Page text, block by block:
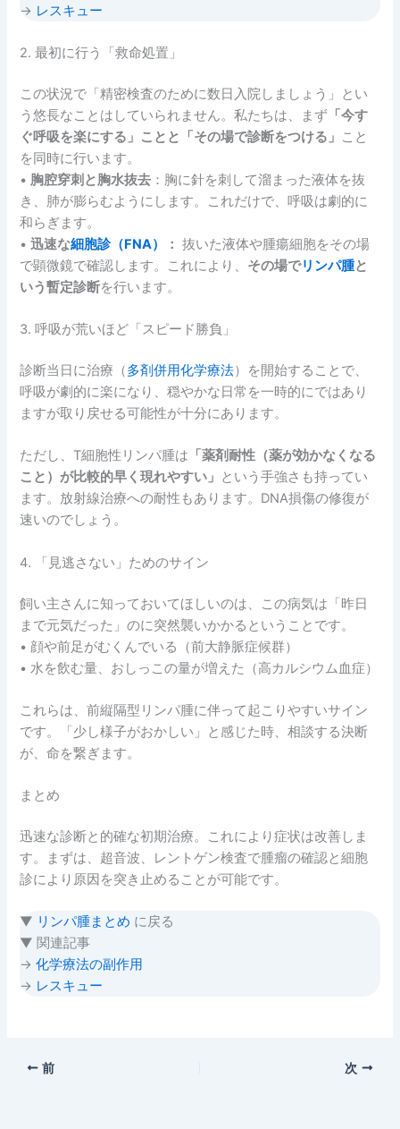
→ レスキュー
2. 最初に行う「救命処置」
この状況で「精密検査のために数日入院しましょう」とい
う悠長なことはしていられません。私たちは、まず 「今す
ぐ呼吸を楽にする」ことと「その場で診断をつける」 こと
を同時に行います。
• 胸腔穿刺と胸水抜去 ：胸に針を刺して溜まった液体を抜
き、肺が膨らむようにします。これだけで、呼吸は劇的に
和らぎます。
•迅速な細胞診（FNA） ： 抜いた液体や腫瘍細胞をその場
で顕微鏡で確認します。これにより、 その場でリンパ腫と
いう暫定診断を行います。
3. 呼吸が荒いほど「スピード勝負」
診断当日に治療（多剤併用化学療法）を開始することで、
呼吸が劇的に楽になり、穏やかな日常を一時的にではあり
ますが取り戻せる可能性が十分にあります。
ただし、T細胞性リンパ腫は 「薬剤耐性（薬が効かなくなる
こと）が比較的早く現れやすい」 という手強さも持ってい
ます。放射線治療への耐性もあります。DNA損傷の修復が
速いのでしょう。
4. 「見逃さない」ためのサイン
飼い主さんに知っておいてほしいのは、この病気は「昨日
まで元気だった」のに突然襲いかかるということです。
• 顔や前足がむくんでいる（前大静脈症候群）
• 水を飲む量、おしっこの量が増えた（高カルシウム血症）
これらは、前縦隔型リンパ腫に伴って起こりやすいサイン
です。「少し様子がおかしい」と感じた時、相談する決断
が、命を繋ぎます。
まとめ
迅速な診断と的確な初期治療。これにより症状は改善しま
す。まずは、超音波、レントゲン検査で腫瘤の確認と細胞
診により原因を突き止めることが可能です。
▼ リンパ腫まとめ に戻る
▼ 関連記事
→化学療法の副作用
→ レスキュー
前 次